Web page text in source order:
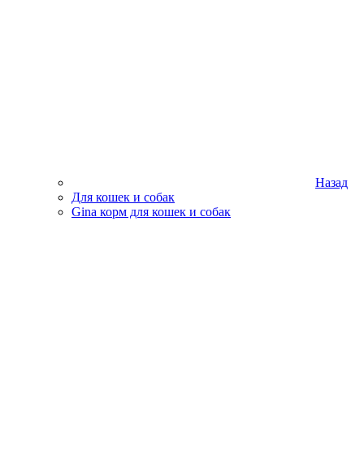
Назад
Для кошек и собак
Gina корм для кошек и собак